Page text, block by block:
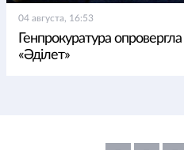
04 августа, 16:53
Генпрокуратура
«Әділет»